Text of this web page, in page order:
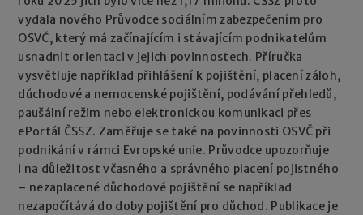
vydala nového Průvodce sociálním zabezpečením pro
OSVČ, který má začínajícím i stávajícím podnikatelům
usnadnit orientaci v jejich povinnostech. Příručka
vysvětluje například přihlášení k pojištění, placení záloh,
důchodové a nemocenské pojištění, podávání přehledů,
paušální režim nebo elektronickou komunikaci přes
ePortál ČSSZ. Zaměřuje se také na povinnosti OSVČ při
podnikání v rámci Evropské unie. Průvodce upozorňuje
i na důležitost včasného a správného placení pojistného
– nezaplacené důchodové pojištění se například
nezapočítává do doby pojištění pro důchod. Publikace je